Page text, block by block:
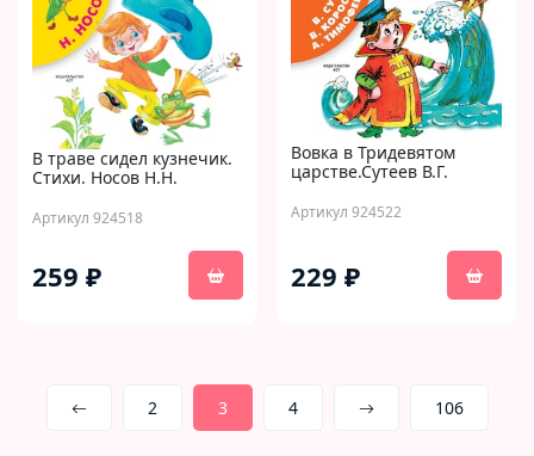
В траве сидел кузнечик.
Стихи. Носов Н.Н.
Артикул 924518
259 ₽
Вовка в Тридевятом
царстве.Сутеев В.Г.
Артикул 924522
229 ₽
2 3 4 106